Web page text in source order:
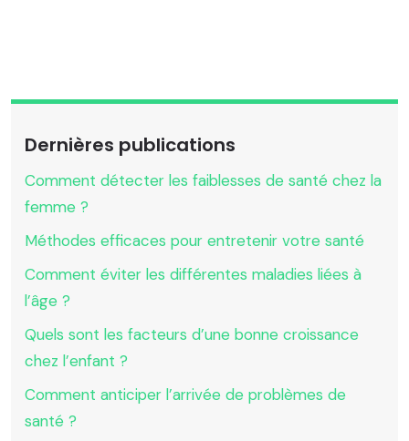
Dernières publications
Comment détecter les faiblesses de santé chez la
femme ?
Méthodes efficaces pour entretenir votre santé
Comment éviter les différentes maladies liées à
l’âge ?
Quels sont les facteurs d’une bonne croissance
chez l’enfant ?
Comment anticiper l’arrivée de problèmes de
santé ?